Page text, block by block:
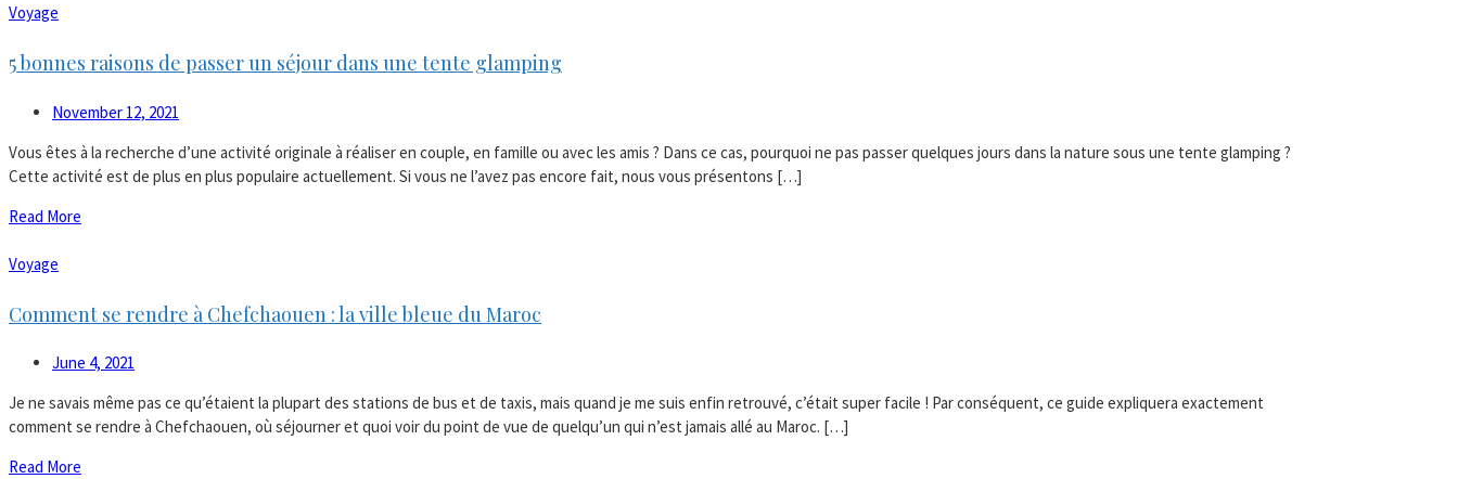
Voyage
5 bonnes raisons de passer un séjour dans une tente glamping
November 12, 2021
Vous êtes à la recherche d’une activité originale à réaliser en couple, en famille ou avec les amis ? Dans ce cas, pourquoi ne pas passer quelques jours dans la nature sous une tente glamping ?
Cette activité est de plus en plus populaire actuellement. Si vous ne l’avez pas encore fait, nous vous présentons […]
Read More
Voyage
Comment se rendre à Chefchaouen : la ville bleue du Maroc
June 4, 2021
Je ne savais même pas ce qu’étaient la plupart des stations de bus et de taxis, mais quand je me suis enfin retrouvé, c’était super facile ! Par conséquent, ce guide expliquera exactement
comment se rendre à Chefchaouen, où séjourner et quoi voir du point de vue de quelqu’un qui n’est jamais allé au Maroc. […]
Read More